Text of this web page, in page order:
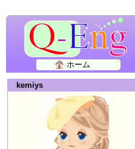
ホーム
kemiys